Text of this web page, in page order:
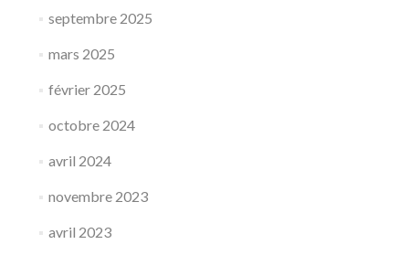
septembre 2025
mars 2025
février 2025
octobre 2024
avril 2024
novembre 2023
avril 2023